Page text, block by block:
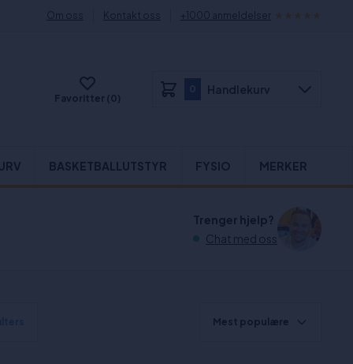
Om oss Kontakt oss +1000 anmeldelser
Favoritter (0)
Handlekurv
BASKETBALLUTSTYR FYSIO MERKER
Trenger hjelp?
Chat med oss
Mest populære